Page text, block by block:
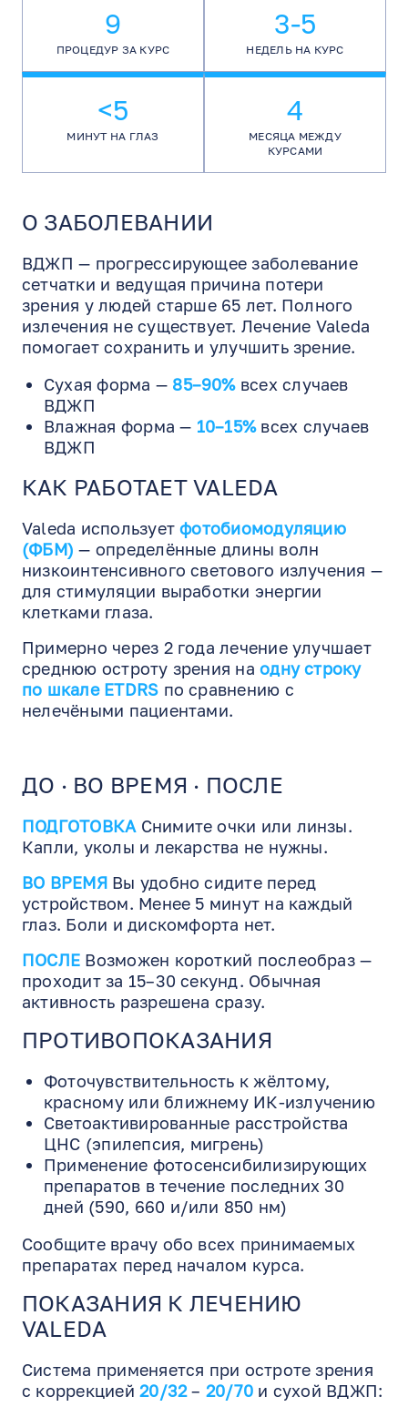
EN RU ES
9
ПРОЦЕДУР ЗА КУРС
3-5
НЕДЕЛЬ НА КУРС
<5
МИНУТ НА ГЛАЗ
4
МЕСЯЦА МЕЖДУ
КУРСАМИ
О ЗАБОЛЕВАНИИ
ВДЖП — прогрессирующее заболевание
сетчатки и ведущая причина потери
зрения у людей старше 65 лет. Полного
излечения не существует. Лечение Valeda
помогает сохранить и улучшить зрение.
Сухая форма — 85–90%всех случаев
ВДЖП
Влажная форма — 10–15%всех случаев
ВДЖП
КАК РАБОТАЕТ VALEDA
Valeda используетфотобиомодуляцию
(ФБМ) — определённые длины волн
низкоинтенсивного светового излучения —
для стимуляции выработки энергии
клетками глаза.
Примерно через 2 года лечение улучшает
среднюю остроту зрения наодну строку
по шкале ETDRS по сравнению с
нелечёными пациентами.
ДО · ВО ВРЕМЯ · ПОСЛЕ
ПОДГОТОВКА Снимите очки или линзы.
Капли, уколы и лекарства не нужны.
ВО ВРЕМЯВы удобно сидите перед
устройством. Менее 5 минут на каждый
глаз. Боли и дискомфорта нет.
ПОСЛЕ Возможен короткий послеобраз —
проходит за 15–30 секунд. Обычная
активность разрешена сразу.
ПРОТИВОПОКАЗАНИЯ
Фоточувствительность к жёлтому,
красному или ближнему ИК-излучению
Светоактивированные расстройства
ЦНС (эпилепсия, мигрень)
Применение фотосенсибилизирующих
препаратов в течение последних 30
дней (590, 660 и/или 850 нм)
Сообщите врачу обо всех принимаемых
препаратах перед началом курса.
ПОКАЗАНИЯ К ЛЕЧЕНИЮ
VALEDA
Система применяется при остроте зрения
с коррекцией20/32– 20/70 и сухой ВДЖП: